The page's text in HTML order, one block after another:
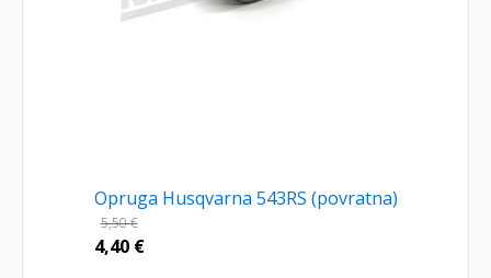
Opruga Husqvarna 543RS (povratna)
5,50€
4,40 €